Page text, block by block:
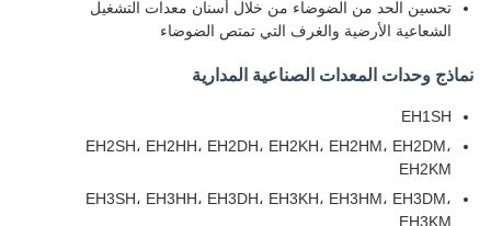
تحسين الحد من الضوضاء من خلال أسنان معدات التشغيل
الشعاعية الأرضية والغرف التي تمتص الضوضاء
نماذج وحدات المعدات الصناعية المدارية
EH1SH
EH2SH، EH2HH، EH2DH، EH2KH، EH2HM، EH2DM،
EH2KM
EH3SH، EH3HH، EH3DH، EH3KH، EH3HM، EH3DM،
EH3KM